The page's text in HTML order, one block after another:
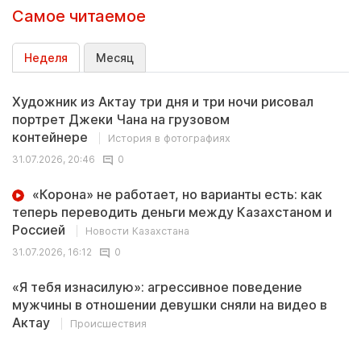
Самое читаемое
Неделя Месяц
Художник из Актау три дня и три ночи рисовал
портрет Джеки Чана на грузовом
контейнере
История в фотографиях
31.07.2026, 20:46
0
«Корона» не работает, но варианты есть: как
теперь переводить деньги между Казахстаном и
Россией
Новости Казахстана
31.07.2026, 16:12
0
«Я тебя изнасилую»: агрессивное поведение
мужчины в отношении девушки сняли на видео в
Актау
Происшествия